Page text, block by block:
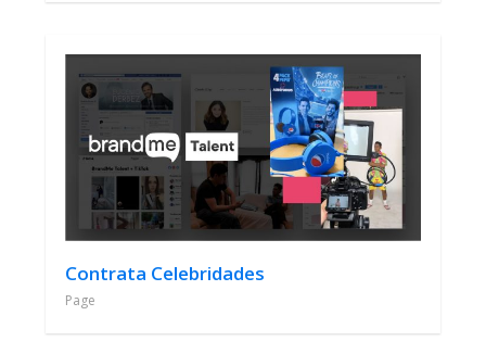
Contrata Celebridades
Page